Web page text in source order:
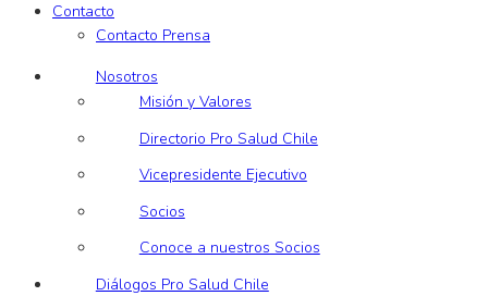
Contacto
Contacto Prensa
Nosotros
Misión y Valores
Directorio Pro Salud Chile
Vicepresidente Ejecutivo
Socios
Conoce a nuestros Socios
Diálogos Pro Salud Chile